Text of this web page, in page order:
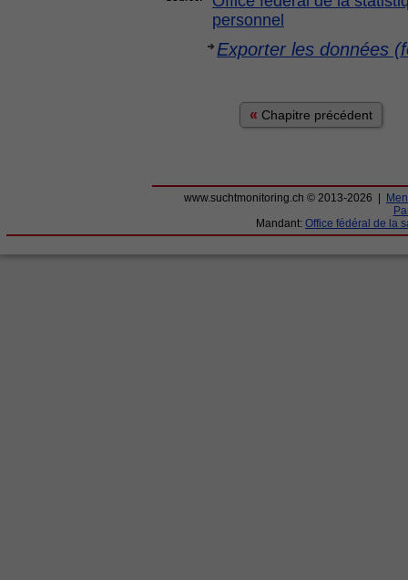
personnel
Exporter les données
« Chapitre précédent
www.suchtmonitoring.ch © 2013-2026 |
Mandant: Office fédéral de la